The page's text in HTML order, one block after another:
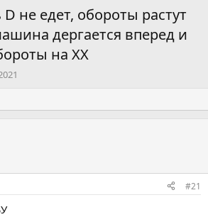
не едет, обороты растут
дергается вперед и
на ХХ
#21